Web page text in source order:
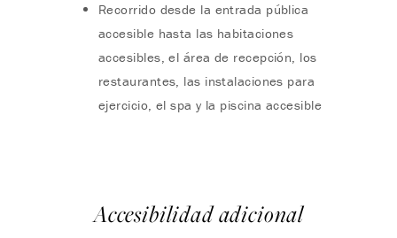
Recorrido desde la entrada pública
accesible hasta las habitaciones
accesibles, el área de recepción, los
restaurantes, las instalaciones para
ejercicio, el spa y la piscina accesible
Accesibilidad adicional